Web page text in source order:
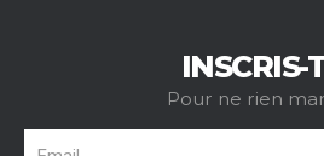
INSCRIS-
Pour ne rien